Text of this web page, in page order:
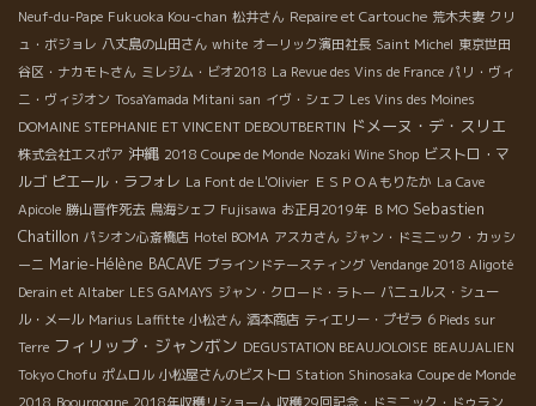
Neuf-du-Pape Fukuoka Kou-chan 松井さん Repaire et Cartouche 荒木夫妻 クリ
ュ・ボジョレ 八丈島の山田さん white オーリック濱田社長 Saint Michel 東京世田
谷区・ナカモトさん ミレジム・ビオ2018 La Revue des Vins de France パリ・ヴィ
ニ・ヴィジオン TosaYamada Mitani san イヴ・シェフ Les Vins des Moines
DOMAINE STEPHANIE ET VINCENT DEBOUTBERTIN ドメーヌ・デ・スリエ
株式会社エスポア 沖縄 2018 Coupe de Monde Nozaki Wine Shop ビストロ・マ
ルゴ ピエール・ラフォレ La Font de L'Olivier ＥＳＰＯＡもりたか La Cave
Apicole 勝山晋作死去 鳥海シェフ Fujisawa お正月2019年 ＢＭО Sebastien
Chatillon パシオン心斎橋店 Hotel BOMA アスカさん ジャン・ドミニック・カッシ
ーニ Marie-Hélène BACAVE ブラインドテースティング Vendange 2018 Aligoté
Derain et Altaber LES GAMAYS ジャン・クロード・ラトー バニュルス・シュー
ル・メール Marius Laffitte 小松さん 酒本商店 ティエリー・プゼラ 6 Pieds sur
Terre フィリップ・ジャンボン DEGUSTATION BEAUJOLOISE BEAUJALIEN
Tokyo Chofu ポムロル 小松屋さんのビストロ Station Shinosaka Coupe de Monde
2018 Boourgogne 2018年収穫リショーム 収穫29回記念・ドミニック・ドゥラン